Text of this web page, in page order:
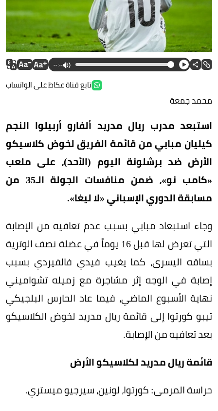
--:--
تابع قناة عكاظ على الواتساب
محمد جمعة
استبعد مدرب ريال مدريد ألفارو أربيلوا النجم
كيليان مبابي من قائمة الفريق لخوض كلاسيكو
الأرض ضد برشلونة اليوم (الأحد)، على ملعب
«كامب نو»، ضمن منافسات الجولة الـ35 من
مسابقة الدوري الإسباني «لا ليغا».
وجاء استبعاد مبابي بسبب عدم تعافيه من الإصابة
التي تعرض لها قبل 16 يوماً في عضلة نصف الوترية
بساقه اليسرى، كما يغيب فيدي فالفيردي بسبب
إصابة في الوجه إثر مشاجرة مع زميله تشواميني
نهاية الأسبوع الماضي، فيما عاد الحارس البلجيكي
تيبو كورتوا إلى قائمة ريال مدريد لخوض الكلاسيكو
بعد تعافيه من الإصابة.
قائمة ريال مدريد لكلاسيكو الأرض
حراسة المرمى: كورتوا، لونين، سيرجيو ميستري.